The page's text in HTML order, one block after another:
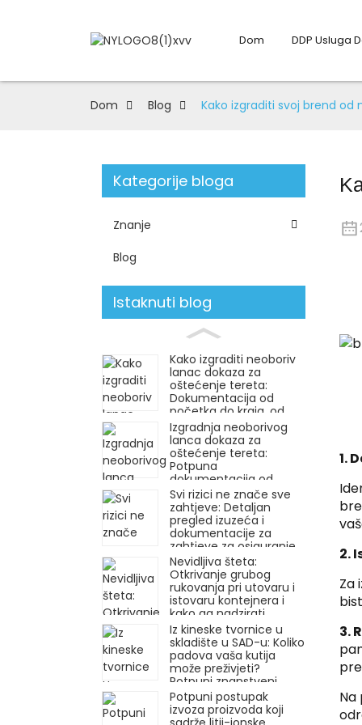
Dom DDP Usluga
Dom Blog Kako izgraditi svoj brend od
Kategorije bloga
Znanje
Blog
Istaknuti blog
Kako izgraditi neoboriv
lanac dokaza za
oštećenje tereta:
Dokumentacija od
početka do kraja, od
primitka do reklamacije
Izgradnja neoborivog
lanca dokaza za
oštećenje tereta:
Potpuna
dokumentacija od
primitka do reklamacije
Svi rizici ne znače sve
zahtjeve: Detaljan
pregled izuzeća i
dokumentacije za
zahtjeve za osiguranje
tereta
Nevidljiva šteta:
Otkrivanje grubog
rukovanja pri utovaru i
istovaru kontejnera i
kako ga nadzirati
pomoću tehnologije
Iz kineske tvornice u
skladište u SAD-u: Koliko
padova vaša kutija
može preživjeti?
Potpuni znanstveni
proces testiranja
ambalaže
Potpuni postupak
izvoza proizvoda koji
1.
2.
Za
3.
Na